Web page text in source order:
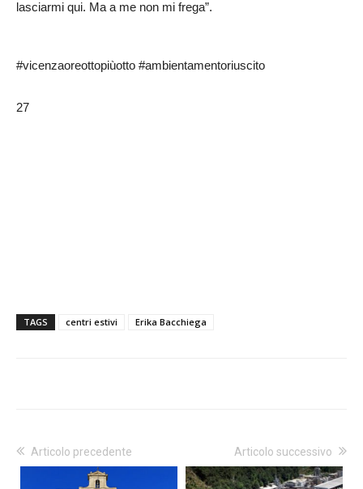
lasciarmi qui. Ma a me non mi frega”.
#vicenzaoreottopiùotto #ambientamentoriuscito
27
TAGS centri estivi Erika Bacchiega
Articolo precedente Articolo successivo